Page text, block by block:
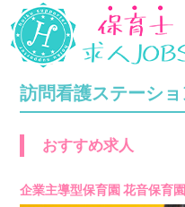
訪問看護ステーシ
おすすめ求人
企業主導型保育園 花音保育園